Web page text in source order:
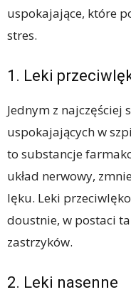
uspokajające, które
stres.
1. Leki
Jednym z najczęściej
uspokajających w
to substancje
układ nerwowy,
lęku. Leki
doustnie, w postaci
zastrzyków.
2. Leki nasenne